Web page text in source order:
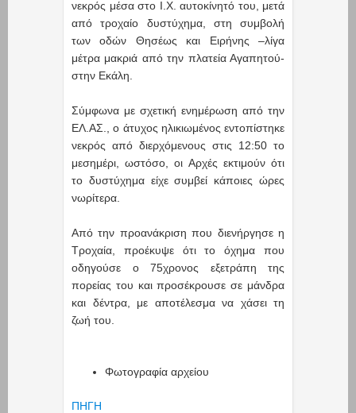
νεκρός μέσα στο Ι.Χ. αυτοκίνητό του, μετά
από τροχαίο δυστύχημα, στη συμβολή
των οδών Θησέως και Ειρήνης –λίγα
μέτρα μακριά από την πλατεία Αγαπητού-
στην Εκάλη.
Σύμφωνα με σχετική ενημέρωση από την
ΕΛ.ΑΣ., ο άτυχος ηλικιωμένος εντοπίστηκε
νεκρός από διερχόμενους στις 12:50 το
μεσημέρι, ωστόσο, οι Αρχές εκτιμούν ότι
το δυστύχημα είχε συμβεί κάποιες ώρες
νωρίτερα.
Από την προανάκριση που διενήργησε η
Τροχαία, προέκυψε ότι το όχημα που
οδηγούσε ο 75χρονος εξετράπη της
πορείας του και προσέκρουσε σε μάνδρα
και δέντρα, με αποτέλεσμα να χάσει τη
ζωή του.
Φωτογραφία αρχείου
ΠΗΓΗ